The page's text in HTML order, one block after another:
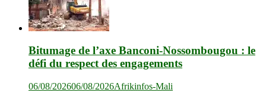
Bitumage de l’axe Banconi-Nossombougou : le
défi du respect des engagements
06/08/202606/08/2026Afrikinfos-Mali